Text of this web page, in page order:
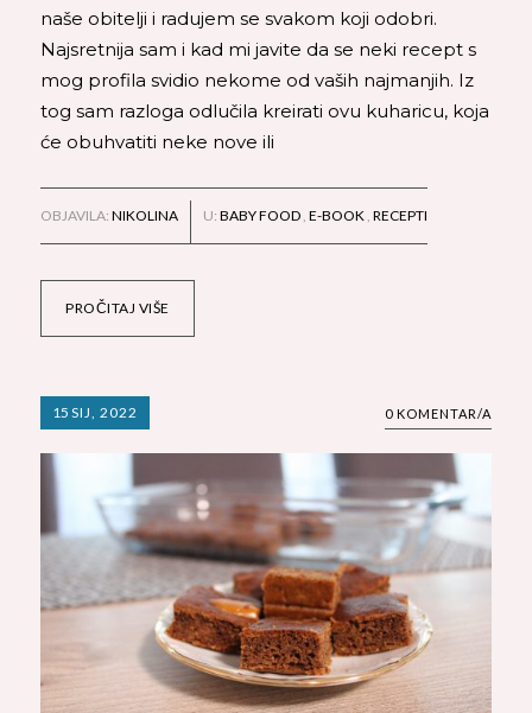
naše obitelji i radujem se svakom koji odobri.
Najsretnija sam i kad mi javite da se neki recept s
mog profila svidio nekome od vaših najmanjih. Iz
tog sam razloga odlučila kreirati ovu kuharicu, koja
će obuhvatiti neke nove ili
PROČITAJ VIŠE
OBJAVILA: NIKOLINA U: BABY FOOD E-BOOK RECEPTI
15 SIJ, 2022 0 KOMENTAR/A